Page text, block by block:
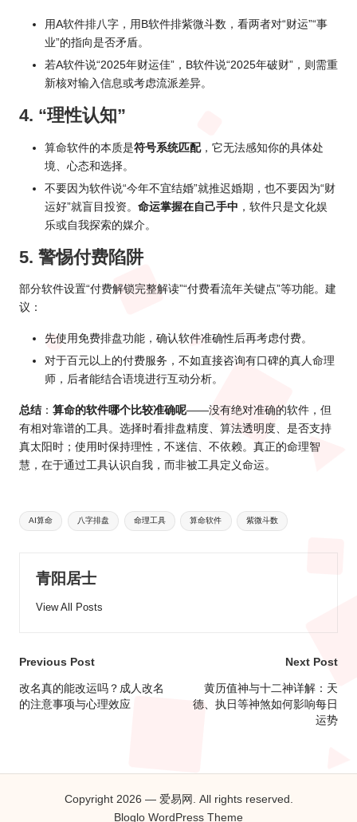
用A软件排八字，用B软件排紫微斗数，看两者对“财运”“事
业”的指向是否矛盾。
若A软件说“2025年财运佳”，B软件说“2025年破财”，则需重
新核对输入信息或考虑流派差异。
4. “理性认知”
算命软件的本质是符号系统匹配，它无法感知你的具体处
境、心态和选择。
不要因为软件说“今年不宜结婚”就推迟婚期，也不要因为“财
运好”就盲目投资。 命运掌握在自己手中 ，软件只是文化娱
乐或自我探索的媒介。
5. 警惕付费陷阱
部分软件设置“付费解锁完整解读”“付费看流年关键点”等功能。建
议：
先使用免费排盘功能，确认软件准确性后再考虑付费。
对于百元以上的付费服务，不如直接咨询有口碑的真人命理
师，后者能结合语境进行互动分析。
总结 ： 算命的软件哪个比较准确呢——没有绝对准确的软件，但
有相对靠谱的工具。选择时看排盘精度、算法透明度、是否支持
真太阳时；使用时保持理性，不迷信、不依赖。真正的命理智
慧，在于通过工具认识自我，而非被工具定义命运。
Tags:
AI算命 八字排盘 命理工具 算命软件 紫微斗数
青阳居士
View All Posts
Post
navigation
Previous Post
改名真的能改运吗？成人改名
的注意事项与心理效应
Next Post
黄历值神与十二神详解：天
德、执日等神煞如何影响每日
运势
Copyright 2026 — 爱易网. All rights reserved.
Bloglo WordPress Theme